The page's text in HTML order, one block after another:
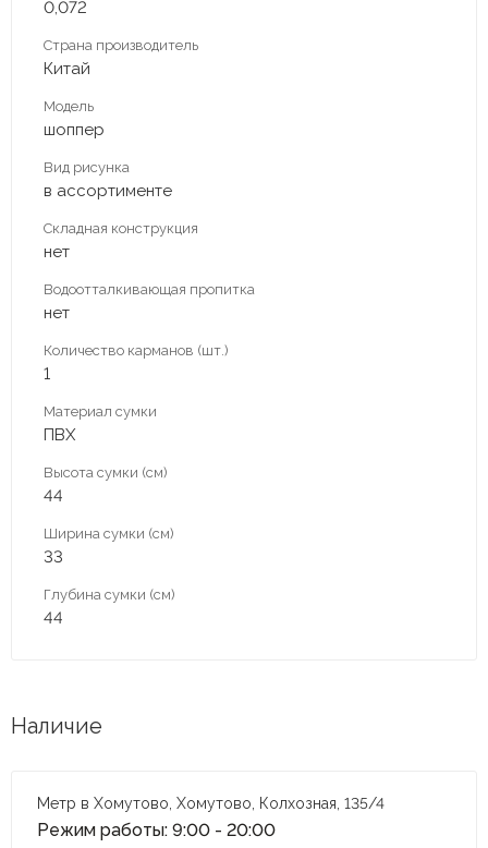
0,072
Страна производитель
Китай
Модель
шоппер
Вид рисунка
в ассортименте
Складная конструкция
нет
Водоотталкивающая пропитка
нет
Количество карманов (шт.)
1
Материал сумки
ПВХ
Высота сумки (см)
44
Ширина сумки (см)
33
Глубина сумки (см)
44
Наличие
Метр в Хомутово, Хомутово, Колхозная, 135/4
Режим работы: 9:00 - 20:00